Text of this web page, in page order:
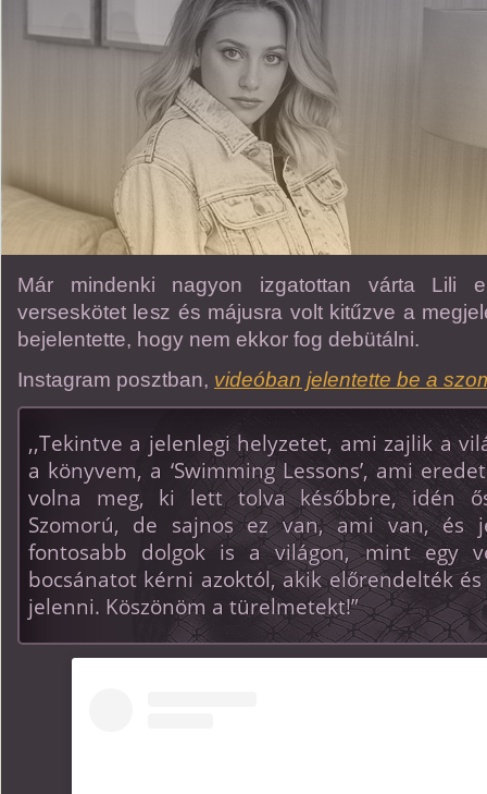
Már mindenki nagyon izgatottan várta Lili
verseskötet lesz és májusra volt kitűzve a
bejelentette, hogy nem ekkor fog debütálni.
Instagram posztban, videóban jelentette be a
,,Tekintve a jelenlegi helyzetet, ami zajlik a
a könyvem, a ‘Swimming Lessons’, ami
volna meg, ki lett tolva későbbre, idén
Szomorú, de sajnos ez van, ami van, és
fontosabb dolgok is a világon, mint egy
bocsánatot kérni azoktól, akik előrendelték
jelenni. Köszönöm a türelmetekt!”